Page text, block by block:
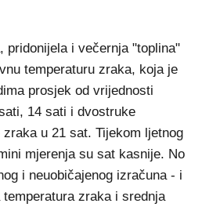
pridonijela i večernja "toplina"
temperaturu zraka, koja je
prosjek od vrijednosti
14 sati i dvostruke
u 21 sat. Tijekom ljetnog
mjerenja su sat kasnije. No
i neuobičajenog izračuna - i
zraka i srednja